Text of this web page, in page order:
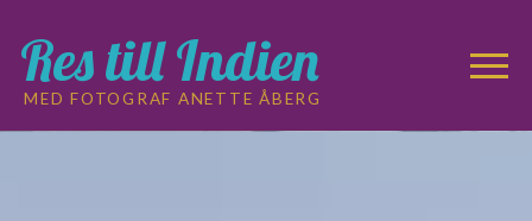
Res till Indien
MED FOTOGRAF ANETTE ÅBERG